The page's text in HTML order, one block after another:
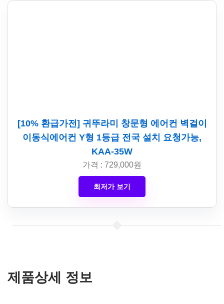
[10% 환급가전] 귀뚜라미 창문형 에어컨 벽걸이
이동식에어컨 Y형 1등급 전국 설치 요청가능,
KAA-35W
가격 : 729,000원
최저가 보기
제품상세 정보